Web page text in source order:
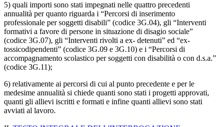
5) quali importi sono stati impegnati nelle quattro precedenti
annualità per quanto riguarda i “Percorsi di inserimento
professionale per soggetti disabili” (codice 3G.04), gli “Interventi
formativi a favore di persone in situazione di disagio sociale”
(codice 3G.07), gli “Interventi rivolti a ex- detenuti” ed “ex-
tossicodipendenti” (codice 3G.09 e 3G.10) e i “Percorsi di
accompagnamento scolastico per soggetti con disabilità o con d.s.a.”
(codice 3G.11);
6) relativamente ai percorsi di cui al punto precedente e per le
medesime annualità si chiede quanti sono stati i progetti approvati,
quanti gli allievi iscritti e formati e infine quanti allievi sono stati
avviati al lavoro.